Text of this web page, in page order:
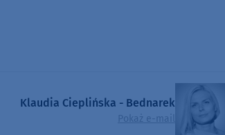
Klaudia Cieplińska - Bednarek
Pokaż e-mail